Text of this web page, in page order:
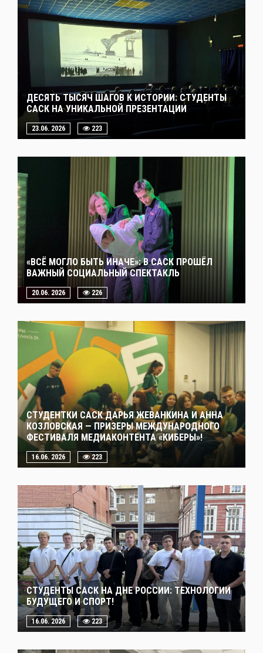
ДЕСЯТЬ ТЫСЯЧ ШАГОВ К ИСТОРИИ: СТУДЕНТЫ
САСК НА УНИКАЛЬНОЙ ПРЕЗЕНТАЦИИ
23.06. 2026 223
«ВСЁ МОГЛО БЫТЬ ИНАЧЕ»: В САСК ПРОШЁЛ
ВАЖНЫЙ СОЦИАЛЬНЫЙ СПЕКТАКЛЬ
20.06. 2026 226
СТУДЕНТКИ САСК ДАРЬЯ ЖЕВАНКИНА И АННА
КОЗЛОВСКАЯ — ПРИЗЕРЫ МЕЖДУНАРОДНОГО
ФЕСТИВАЛЯ МЕДИАКОНТЕНТА «КИБЕРЫ»!
16.06. 2026 223
СТУДЕНТЫ САСК НА ДНЕ РОССИИ: ТЕХНОЛОГИИ
БУДУЩЕГО И СПОРТ!
16.06. 2026 223